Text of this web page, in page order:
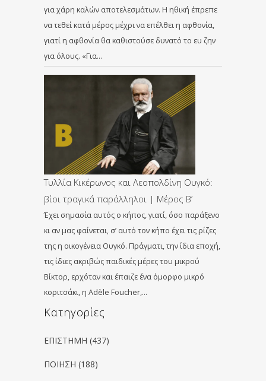
για χάρη καλών αποτελεσμάτων. Η ηθική έπρεπε
να τεθεί κατά μέρος μέχρι να επέλθει η αφθονία,
γιατί η αφθονία θα καθιστούσε δυνατό το ευ ζην
για όλους. «Για…
Τυλλία Κικέρωνος και Λεοπολδίνη Ουγκό:
βίοι τραγικά παράλληλοι | Μέρος Β’
Έχει σημασία αυτός ο κήπος, γιατί, όσο παράξενο
κι αν μας φαίνεται, σ’ αυτό τον κήπο έχει τις ρίζες
της η οικογένεια Ουγκό. Πράγματι, την ίδια εποχή,
τις ίδιες ακριβώς παιδικές μέρες του μικρού
Βίκτορ, ερχόταν και έπαιζε ένα όμορφο μικρό
κοριτσάκι, η Αdèle Foucher,…
Kατηγορίες
ΕΠΙΣΤΗΜΗ (437)
ΠΟΙΗΣΗ (188)